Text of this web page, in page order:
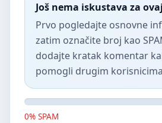
Još nema iskustava za
Prvo pogledajte osnovne
zatim označite broj kao
dodajte kratak komentar
pomogli drugim
0% SPAM